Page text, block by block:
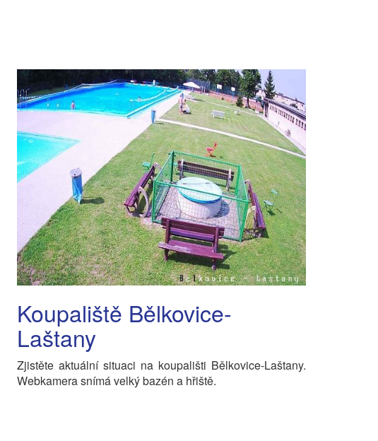
Koupaliště Bělkovice-
Laštany
Zjistěte aktuální situaci na koupališti Bělkovice-Laštany.
Webkamera snímá velký bazén a hřiště.